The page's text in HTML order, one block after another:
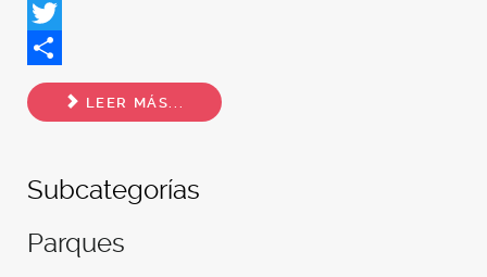
Facebook
Twitter
Share
LEER MÁS...
Subcategorías
Parques